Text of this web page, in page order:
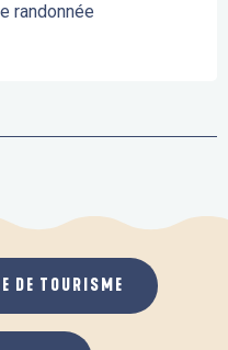
randonnée
DE TOURISME